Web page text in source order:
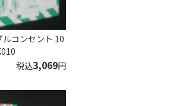
コンセント 10
税込3,069円